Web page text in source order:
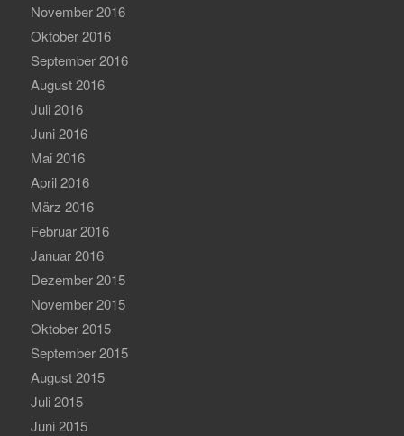
November 2016
Oktober 2016
September 2016
August 2016
Juli 2016
Juni 2016
Mai 2016
April 2016
März 2016
Februar 2016
Januar 2016
Dezember 2015
November 2015
Oktober 2015
September 2015
August 2015
Juli 2015
Juni 2015